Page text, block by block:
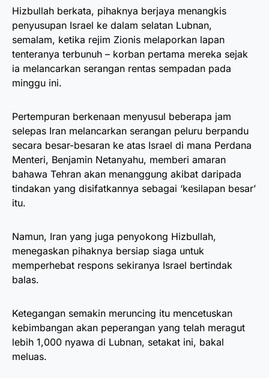
Hizbullah berkata, pihaknya berjaya menangkis
penyusupan Israel ke dalam selatan Lubnan,
semalam, ketika rejim Zionis melaporkan lapan
tenteranya terbunuh – korban pertama mereka sejak
ia melancarkan serangan rentas sempadan pada
minggu ini.
Pertempuran berkenaan menyusul beberapa jam
selepas Iran melancarkan serangan peluru berpandu
secara besar-besaran ke atas Israel di mana Perdana
Menteri, Benjamin Netanyahu, memberi amaran
bahawa Tehran akan menanggung akibat daripada
tindakan yang disifatkannya sebagai ‘kesilapan besar’
itu.
Namun, Iran yang juga penyokong Hizbullah,
menegaskan pihaknya bersiap siaga untuk
memperhebat respons sekiranya Israel bertindak
balas.
Ketegangan semakin meruncing itu mencetuskan
kebimbangan akan peperangan yang telah meragut
lebih 1,000 nyawa di Lubnan, setakat ini, bakal
meluas.